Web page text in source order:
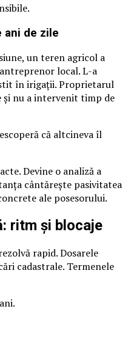
ani de zile
un teren agricol a
local. L-a
în irigații. Proprietarul
nu a intervenit timp de
că altcineva îl
Devine o analiză a
cântărește pasivitatea
ale posesorului.
ritm și blocaje
rapid. Dosarele
cadastrale. Termenele